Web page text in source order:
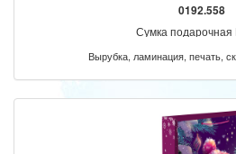
0192.558
Сумка
Вырубка, ламинация, печать,